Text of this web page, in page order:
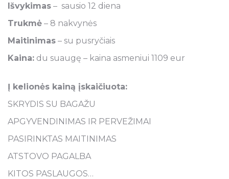
Išvykimas – sausio 12 diena
Trukmė – 8 nakvynės
Maitinimas – su pusryčiais
Kaina: du suaugę – kaina asmeniui 1109 eur
Į kelionės kainą įskaičiuota:
SKRYDIS SU BAGAŽU
APGYVENDINIMAS IR PERVEŽIMAI
PASIRINKTAS MAITINIMAS
ATSTOVO PAGALBA
KITOS PASLAUGOS…